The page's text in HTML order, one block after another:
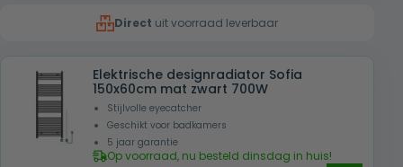
€ 245,00.€ 169,00.
Direct uit voorraad leverbaar
Elektrische designradiator Sofia
150x60cm mat zwart 700W
Stijlvolle eyecatcher
Geschikt voor badkamers
5 jaar garantie
Op voorraad, nu besteld dinsdag in huis!